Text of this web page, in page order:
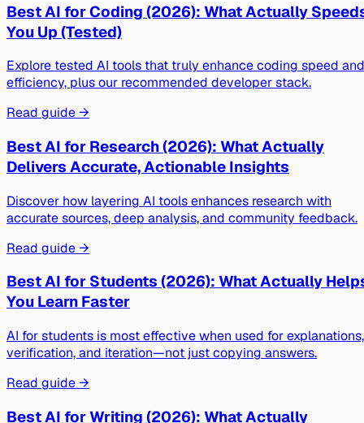
Best AI for Coding (2026): What Actually
You Up (Tested)
Explore tested AI tools that truly enhance coding speed and
efficiency, plus our recommended developer stack.
Read guide →
Best AI for Research (2026): What Actually
Delivers Accurate, Actionable Insights
Discover how layering AI tools enhances research with
accurate sources, deep analysis, and community feedback.
Read guide →
Best AI for Students (2026): What Actually
You Learn Faster
AI for students is most effective when used for explanations,
verification, and iteration—not just copying answers.
Read guide →
Best AI for Writing (2026): What Actually